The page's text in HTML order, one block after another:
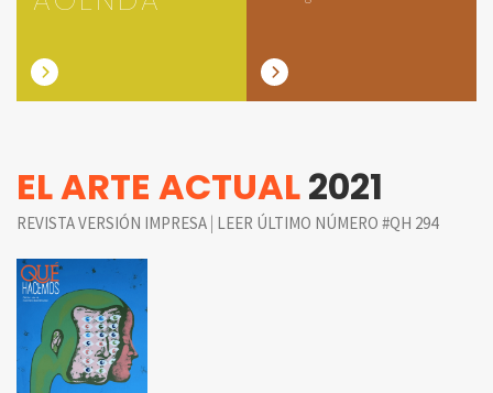
EL ARTE ACTUAL2021
REVISTA VERSIÓN IMPRESA | LEER ÚLTIMO NÚMERO #QH 294